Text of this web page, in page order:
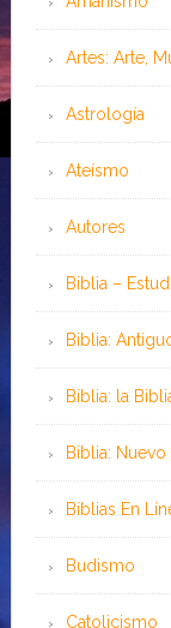
Artes: Arte,
Astrología
Ateísmo
Autores
Biblia –
Biblia:
Biblia: la
Biblia:
Bíblias En
Budismo
Catolicismo